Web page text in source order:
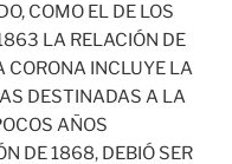
COMO EL DE LOS
LA RELACIÓN DE
CORONA INCLUYE LA
DESTINADAS A LA
AÑOS
DE 1868, DEBIÓ SER